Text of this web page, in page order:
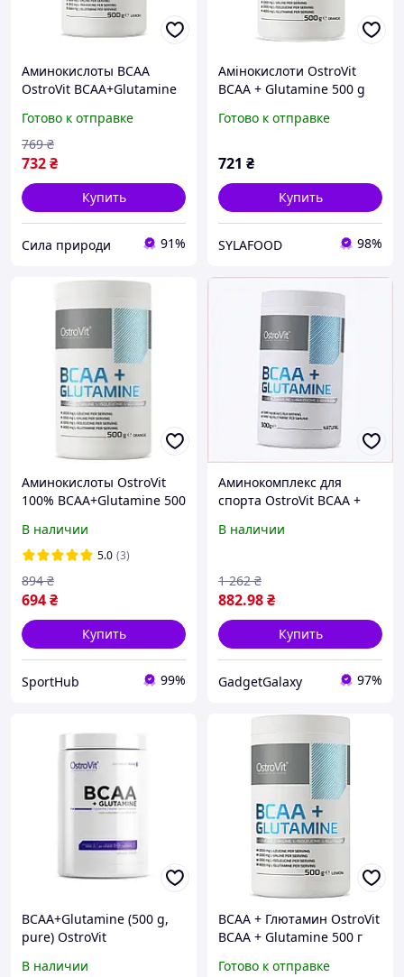
Аминокислоты ВСАА
OstroVit BCAA+Glutamine
Готово к отправке
732₴
769 ₴
Купить
Сила природи 91%
Амінокислоти OstroVit
BCAA + Glutamine 500 g
Готово к отправке
721 ₴
Купить
SYLAFOOD 98%
Аминокислоты OstroVit
100% BCAA+Glutamine 500
В наличии
5.0 (3)
694₴
894 ₴
Купить
SportHub 99%
Аминокомплекс для
спорта OstroVit BCAA +
servings/ Pure, 89K07X790
В наличии
882.98₴
1 262 ₴
Купить
GadgetGalaxy 97%
BCAA+Glutamine (500 g,
pure) OstroVit
В наличии
BCAA + Глютамин OstroVit
BCAA + Glutamine 500 г
Готово к отправке